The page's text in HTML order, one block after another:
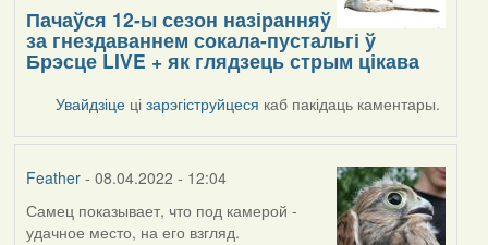
Пачаўся 12-ы сезон назіранняў
за гнездаваннем сокала-пустальгі ў
Брэсце LIVE + як глядзець стрым цікава
Увайдзіце цізарэгіструйцеся каб пакідаць каментары.
Feather- 08.04.2022 - 12:04
Самец показывает, что под камерой -
удачное место, на его взгляд.